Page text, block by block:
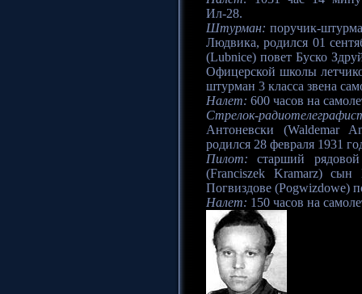
Ил-28.
Штурман: поручик-
Людвика, родился 01
(Lubnice) повет Буско
Офицерской школы
штурман 3 класса звена
Налет: 600 часов на
Стрелок-
Антоневски (Waldemar
родился 28 февраля 1931
Пилот: старший
(Franciszek Kramarz)
Погвиздове (Pogwizdowe)
Налет: 150 часов на